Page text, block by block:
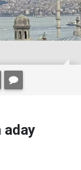
aday